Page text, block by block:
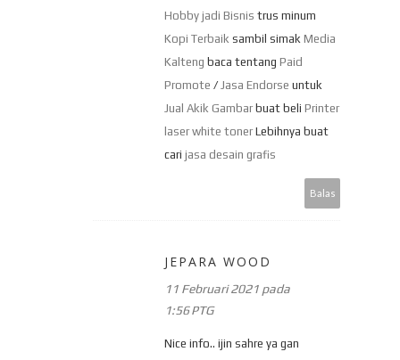
Hobby jadi Bisnis trus minum
Kopi Terbaik sambil simak Media
Kalteng baca tentang Paid
Promote / Jasa Endorse untuk
Jual Akik Gambarbuat beli Printer
laser white tonerLebihnya buat
cari jasa desain grafis
Balas
JEPARA WOOD
11 Februari 2021 pada
1:56 PTG
Nice info.. ijin sahre ya gan